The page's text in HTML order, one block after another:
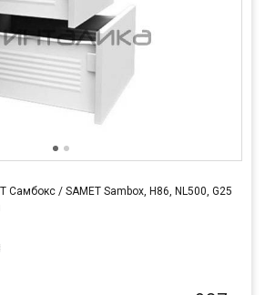
/ SAMET Sambox, H86, NL500, G25